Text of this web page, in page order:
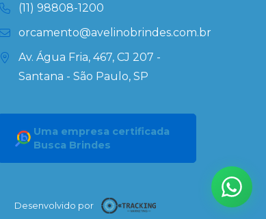
(11) 98808-1200
orcamento@avelinobrindes.com.br
Av. Água Fria, 467, CJ 207 -
Santana - São Paulo, SP
Uma empresa certificada
Busca Brindes
Desenvolvido por